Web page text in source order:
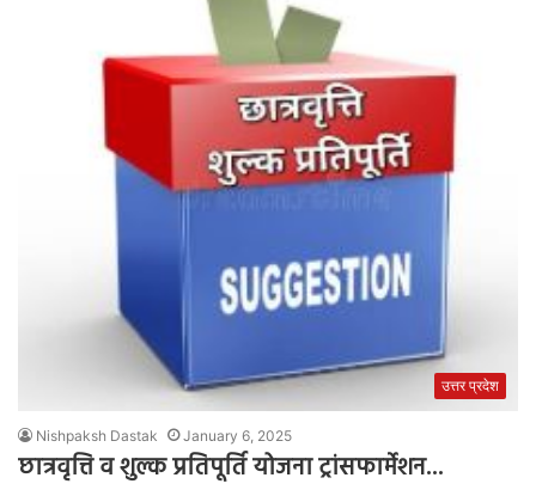
उत्तर प्रदेश
Nishpaksh Dastak January 6, 2025
छात्रवृत्ति व शुल्क प्रतिपूर्ति योजना ट्रांसफार्मेशन…